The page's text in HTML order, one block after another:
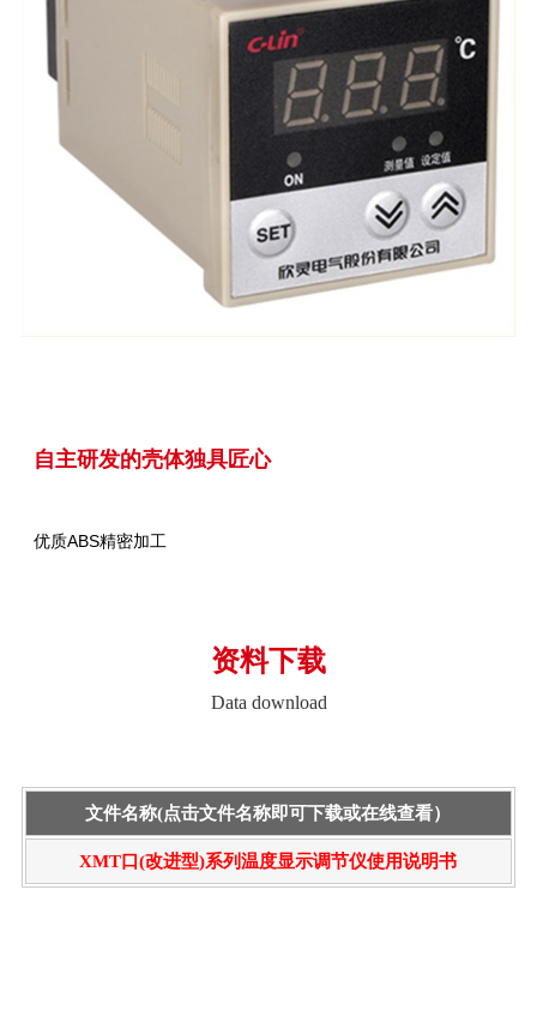
自主研发的壳体独具匠心
优质ABS精密加工
资料下载
Data download
文件名称(点击文件名称即可下载或在线查看）
XMT口(改进型)系列温度显示调节仪使用说明书